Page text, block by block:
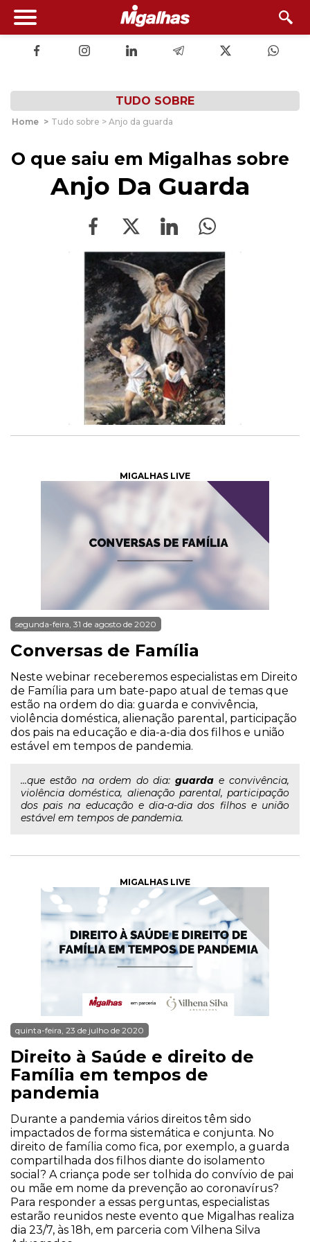
TUDO SOBRE
Home > Tudo sobre > Anjo da guarda
O que saiu em Migalhas sobre
Anjo Da Guarda
MIGALHAS LIVE
segunda-feira, 31 de agosto de 2020
Conversas de Família
Neste webinar receberemos especialistas em Direito
de Família para um bate-papo atual de temas que
estão na ordem do dia: guarda e convivência,
violência doméstica, alienação parental, participação
dos pais na educação e dia-a-dia dos filhos e união
estável em tempos de pandemia.
...que estão na ordem do dia:guarda e convivência,
violência doméstica, alienação parental, participação
dos pais na educação e dia-a-dia dos filhos e união
estável em tempos de pandemia.
MIGALHAS LIVE
quinta-feira, 23 de julho de 2020
Direito à Saúde e direito de
Família em tempos de
pandemia
Durante a pandemia vários direitos têm sido
impactados de forma sistemática e conjunta. No
direito de família como fica, por exemplo, a guarda
compartilhada dos filhos diante do isolamento
social? A criança pode ser tolhida do convívio de pai
ou mãe em nome da prevenção ao coronavírus?
Para responder a essas perguntas, especialistas
estarão reunidos neste evento que Migalhas realiza
dia 23/7, às 18h, em parceria com Vilhena Silva